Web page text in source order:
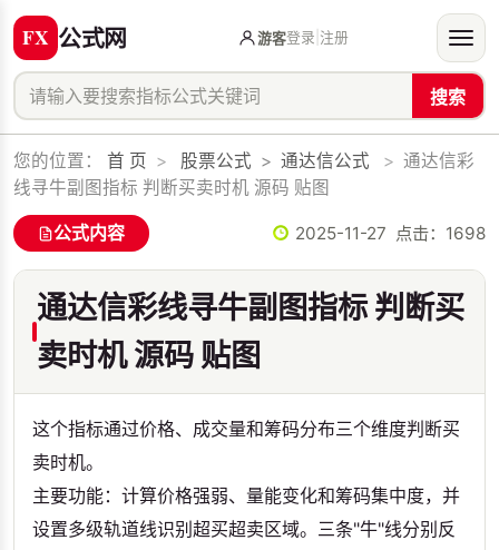
公式网
搜索
游客登录 注册
您的位置： 首 页 > 股票公式 > 通达信公式 > 通达信彩
线寻牛副图指标 判断买卖时机 源码 贴图
公式内容 2025-11-27 点击： 1698
通达信彩线寻牛副图指标 判断买
卖时机 源码 贴图
这个指标通过价格、成交量和筹码分布三个维度判断买
卖时机。
‌主要功能‌：计算价格强弱、量能变化和筹码集中度，并
设置多级轨道线识别超买超卖区域。三条"牛"线分别反